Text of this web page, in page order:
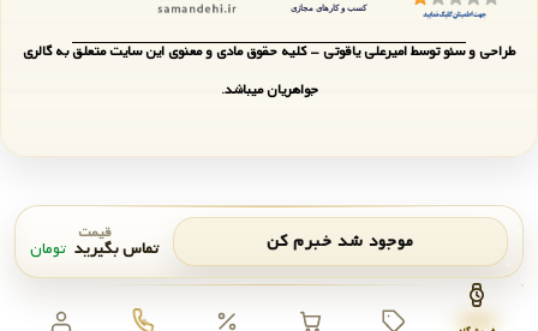
موجود شد خبرم کن قیمت
تماس بگیرید تومان
اعلان موجودی بستن
طراحی و سئو توسط امیرعلی یاقوتی - کلیه حقوق مادی و معنوی این سایت متعلق به گالری
جواهریان میباشد.